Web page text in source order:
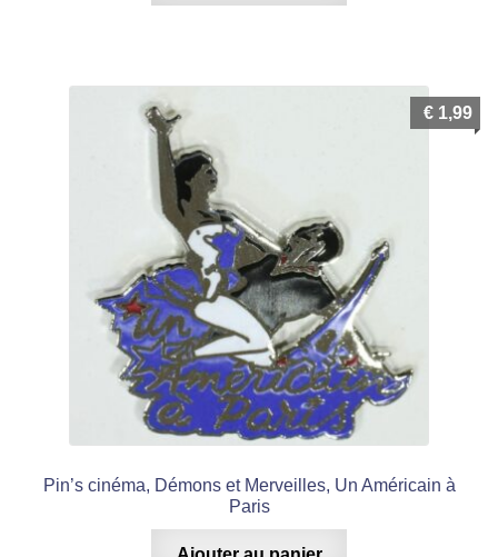
Pin’s cinéma, Démons et Merveilles, Un Américain à
Paris
€ 1,99